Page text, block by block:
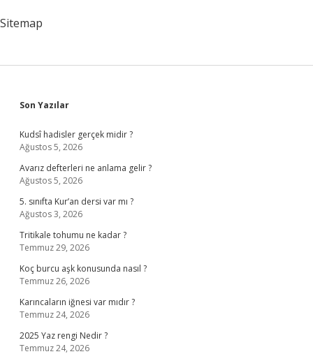
Sitemap
Sidebar
Son Yazılar
Kudsî hadisler gerçek midir ?
Ağustos 5, 2026
Avarız defterleri ne anlama gelir ?
Ağustos 5, 2026
5. sınıfta Kur’an dersi var mı ?
Ağustos 3, 2026
Tritikale tohumu ne kadar ?
Temmuz 29, 2026
Koç burcu aşk konusunda nasıl ?
Temmuz 26, 2026
Karıncaların iğnesi var mıdır ?
Temmuz 24, 2026
2025 Yaz rengi Nedir ?
Temmuz 24, 2026